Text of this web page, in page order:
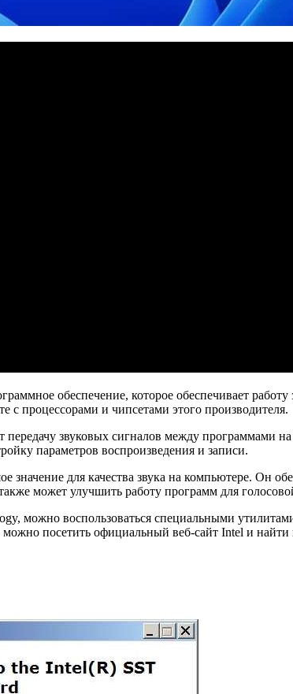
обеспечение, которое обеспечивает
с процессорами и чипсетами этого производителя.
передачу звуковых сигналов между
параметров воспроизведения и записи.
значение для качества звука на компьютере. Он
может улучшить работу программ для
можно воспользоваться специальными
посетить официальный веб-сайт Intel и